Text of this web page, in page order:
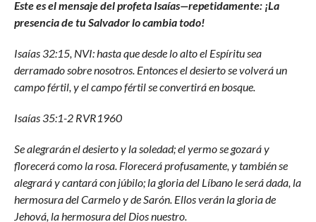
Este es el mensaje del profeta Isaías—repetidamente: ¡La
presencia de tu Salvador lo cambia todo!
Isaías 32:15, NVI: hasta que desde lo alto el Espíritu sea
derramado sobre nosotros. Entonces el desierto se volverá un
campo fértil, y el campo fértil se convertirá en bosque.
Isaías 35:1-2 RVR1960
Se alegrarán el desierto y la soledad; el yermo se gozará y
florecerá como la rosa. Florecerá profusamente, y también se
alegrará y cantará con júbilo; la gloria del Líbano le será dada, la
hermosura del Carmelo y de Sarón. Ellos verán la gloria de
Jehová, la hermosura del Dios nuestro.